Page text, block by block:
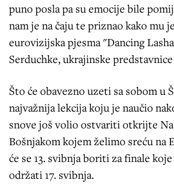
puno posla pa su emocije bile
nam je na čaju te priznao kako mu
eurovizijska pjesma "Dancing
Serduchke, ukrajinske
Što će obavezno uzeti sa sobom u
najvažnija lekcija koju je naučio
snove još volio ostvariti otkrijte
Bošnjakom kojem želimo sreću na
će se 13. svibnja boriti za finale koje
održati 17. svibnja.